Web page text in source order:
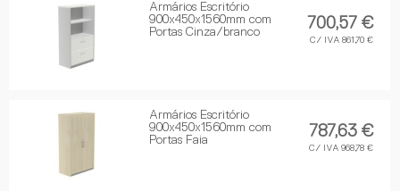
Armários Escritório
900x450x1560mm com
Portas Cinza/branco
700,57 €
C/ IVA 861,70 €
Armários Escritório
900x450x1560mm com
Portas Faia
787,63 €
C/ IVA 968,78 €